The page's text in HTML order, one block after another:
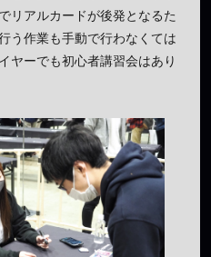
リアルカードが後発となるた
う作業も手動で行わなくては
ヤーでも初心者講習会はあり